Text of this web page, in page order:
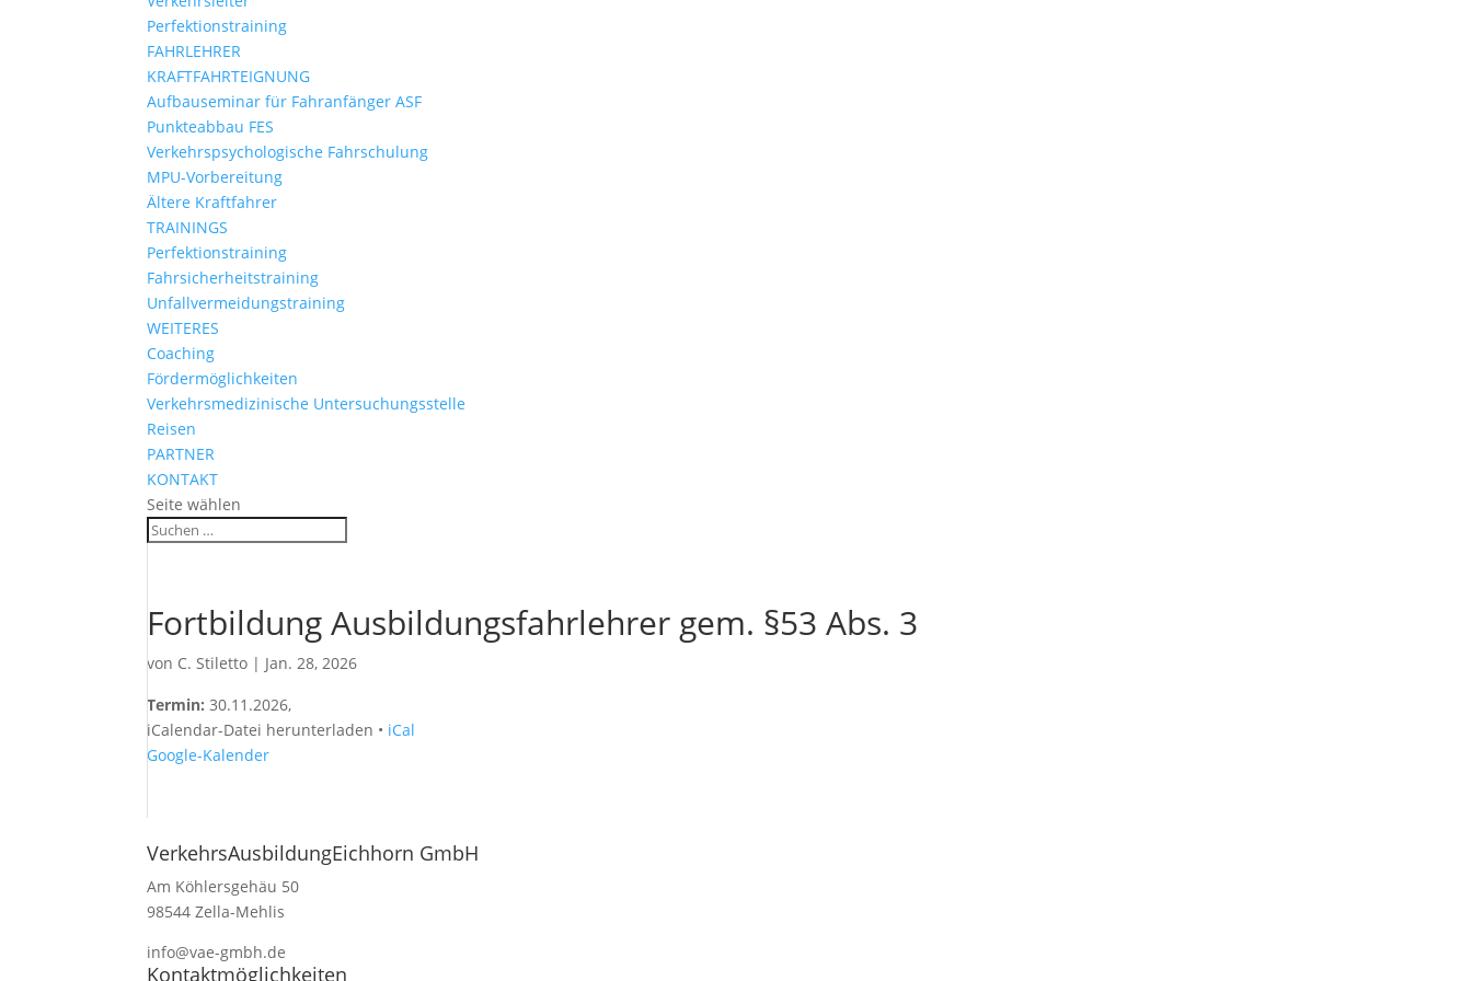
Perfektionstraining
FAHRLEHRER
KRAFTFAHRTEIGNUNG
Aufbauseminar für Fahranfänger ASF
Punkteabbau FES
Verkehrspsychologische Fahrschulung
MPU-Vorbereitung
Ältere Kraftfahrer
TRAININGS
Perfektionstraining
Fahrsicherheitstraining
Unfallvermeidungstraining
WEITERES
Coaching
Fördermöglichkeiten
Verkehrsmedizinische Untersuchungsstelle
Reisen
PARTNER
KONTAKT
Seite wählen
Fortbildung Ausbildungsfahrlehrer gem. §53 Abs. 3
von C. Stiletto | Jan. 28, 2026
Termin:30.11.2026,
iCalendar-Datei herunterladen • iCal
Google-Kalender
VerkehrsAusbildungEichhorn GmbH
Am Köhlersgehäu 50
98544 Zella-Mehlis
info@vae-gmbh.de
Kontaktmöglichkeiten